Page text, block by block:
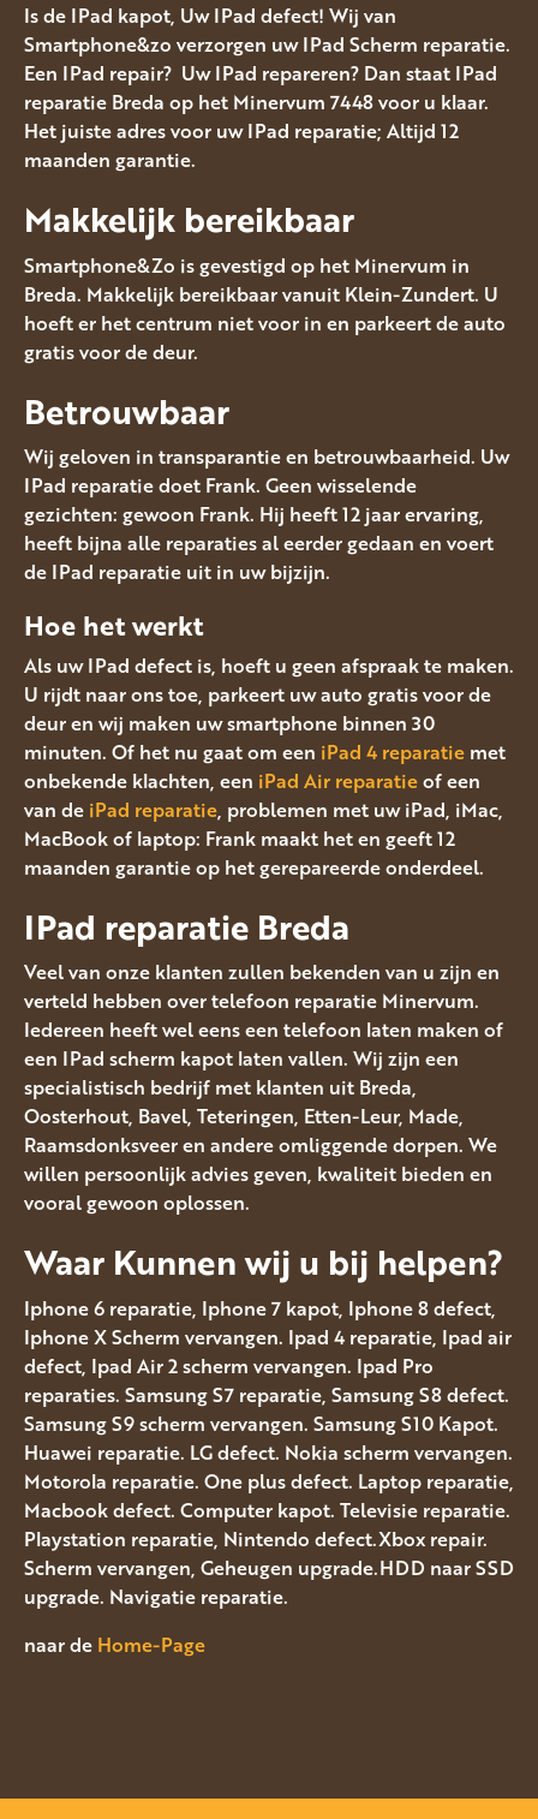
Is de IPad kapot, Uw IPad defect! Wij van
Smartphone&zo verzorgen uw IPad Scherm reparatie.
Een IPad repair? Uw IPad repareren? Dan staat IPad
reparatie Breda op het Minervum 7448 voor u klaar.
Het juiste adres voor uw IPad reparatie; Altijd 12
maanden garantie.
Makkelijk bereikbaar
Smartphone&Zo is gevestigd op het Minervum in
Breda. Makkelijk bereikbaar vanuit Klein-Zundert. U
hoeft er het centrum niet voor in en parkeert de auto
gratis voor de deur.
Betrouwbaar
Wij geloven in transparantie en betrouwbaarheid. Uw
IPad reparatie doet Frank. Geen wisselende
gezichten: gewoon Frank. Hij heeft 12 jaar ervaring,
heeft bijna alle reparaties al eerder gedaan en voert
de IPad reparatie uit in uw bijzijn.
Hoe het werkt
Als uw IPad defect is, hoeft u geen afspraak te maken.
U rijdt naar ons toe, parkeert uw auto gratis voor de
deur en wij maken uw smartphone binnen 30
minuten. Of het nu gaat om een iPad 4 reparatie met
onbekende klachten, een iPad Air reparatieof een
van de iPad reparatie, problemen met uw iPad, iMac,
MacBook of laptop: Frank maakt het en geeft 12
maanden garantie op het gerepareerde onderdeel.
IPad reparatie Breda
Veel van onze klanten zullen bekenden van u zijn en
verteld hebben over telefoon reparatie Minervum.
Iedereen heeft wel eens een telefoon laten maken of
een IPad scherm kapot laten vallen. Wij zijn een
specialistisch bedrijf met klanten uit Breda,
Oosterhout, Bavel, Teteringen, Etten-Leur, Made,
Raamsdonksveer en andere omliggende dorpen. We
willen persoonlijk advies geven, kwaliteit bieden en
vooral gewoon oplossen.
Waar Kunnen wij u bij helpen?
Iphone 6 reparatie, Iphone 7 kapot, Iphone 8 defect,
Iphone X Scherm vervangen. Ipad 4 reparatie, Ipad air
defect, Ipad Air 2 scherm vervangen. Ipad Pro
reparaties. Samsung S7 reparatie, Samsung S8 defect.
Samsung S9 scherm vervangen. Samsung S10 Kapot.
Huawei reparatie. LG defect. Nokia scherm vervangen.
Motorola reparatie. One plus defect. Laptop reparatie,
Macbook defect. Computer kapot. Televisie reparatie.
Playstation reparatie, Nintendo defect.Xbox repair.
Scherm vervangen, Geheugen upgrade.HDD naar SSD
upgrade. Navigatie reparatie.
naar de Home-Page